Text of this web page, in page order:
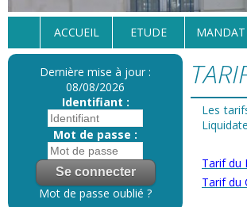
ACCUEIL ETUDE MANDAT
Dernière mise à jour :
08/08/2026
Identifiant :
Mot de passe :
Mot de passe oublié ?
Les
Tarif du
Tarif du